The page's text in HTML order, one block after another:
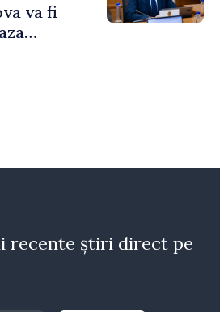
va fi
recente știri direct pe